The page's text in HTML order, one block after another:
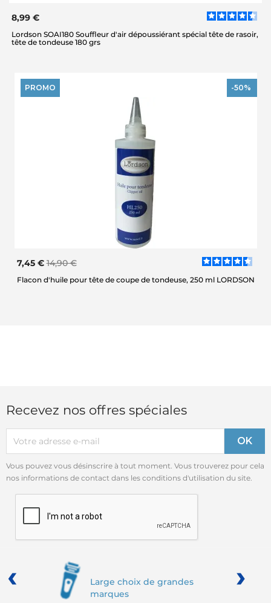
8,99 €
Lordson SOAI180 Souffleur d'air dépoussiérant spécial tête de rasoir,
tête de tondeuse 180 grs
PROMO -50%
7,45 €14,90 €
Flacon d'huile pour tête de coupe de tondeuse, 250 ml LORDSON
Recevez nos offres spéciales
Vous pouvez vous désinscrire à tout moment. Vous trouverez pour cela
nos informations de contact dans les conditions d'utilisation du site.
Large choix de grandes
marques
‹ ›